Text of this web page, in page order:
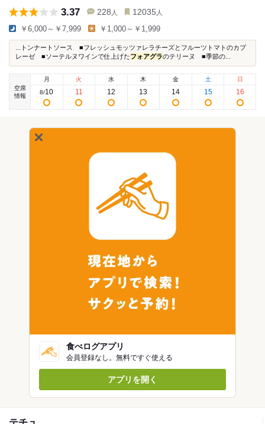
3.37 228 人 12035 人
￥6,000～￥7,999 ￥1,000～￥1,999
...トンナートソース ■フレッシュモッツァレラチーズとフルーツトマトのカプ
レーゼ ■ソーテルヌワインで仕上げたフォアグラのテリーヌ ■季節の...
空席
情報
月
8/10
火
11
水
12
木
13
金
14
土
15
日
16
食べログアプリ
会員登録なし。無料ですぐ使える
アプリを開く